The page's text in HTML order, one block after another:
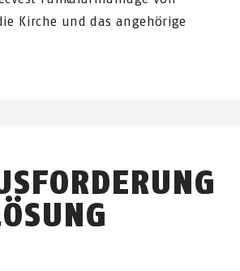
Kirche und das angehörige
UNG